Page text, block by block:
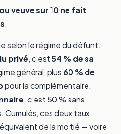
veuve sur 10 ne fait
.
selon le régime du défunt.
privé, c’est 54 % de sa
général, plus 60 % de
pour la complémentaire.
, c’est 50 % sans
Cumulés, ces deux taux
de la moitié — voire